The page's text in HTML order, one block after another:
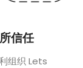
信任
组织 Lets